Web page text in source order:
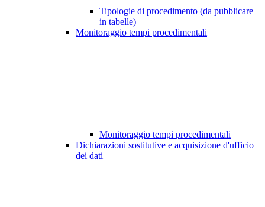
Tipologie di procedimento (da pubblicare
in tabelle)
Monitoraggio tempi procedimentali
Monitoraggio tempi procedimentali
Dichiarazioni sostitutive e acquisizione d'ufficio
dei dati